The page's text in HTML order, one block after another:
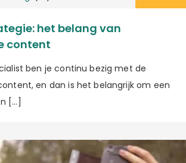
het belang van
content
ben je continu bezig met de
en dan is het belangrijk om een
[…]